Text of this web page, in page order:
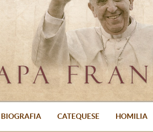
BIOGRAFIA CATEQUESE HOMILIA